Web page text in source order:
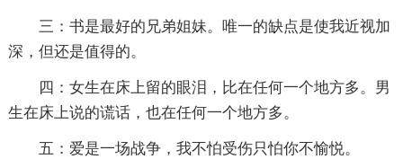
三：书是最好的兄弟姐妹。唯一的缺点是使我近视加
深，但还是值得的。
四：女生在床上留的眼泪，比在任何一个地方多。男
生在床上说的谎话，也在任何一个地方多。
五：爱是一场战争，我不怕受伤只怕你不愉悦。